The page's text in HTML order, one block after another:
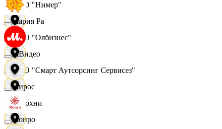
ООО "Нимер"
ООО "Олбизнес"
ООО "Смарт Аутсорсинг Сервисез"
Отдохни
Мария Ра
МВидео
Мирос
Монро